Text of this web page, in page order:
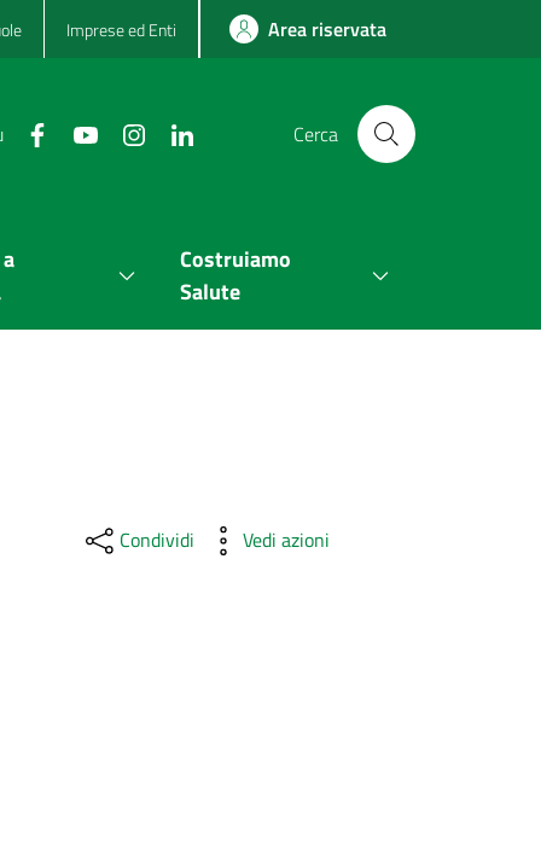
Imprese ed Enti Area riservata
Cerca
Costruiamo
Salute
Condividi Vedi azioni